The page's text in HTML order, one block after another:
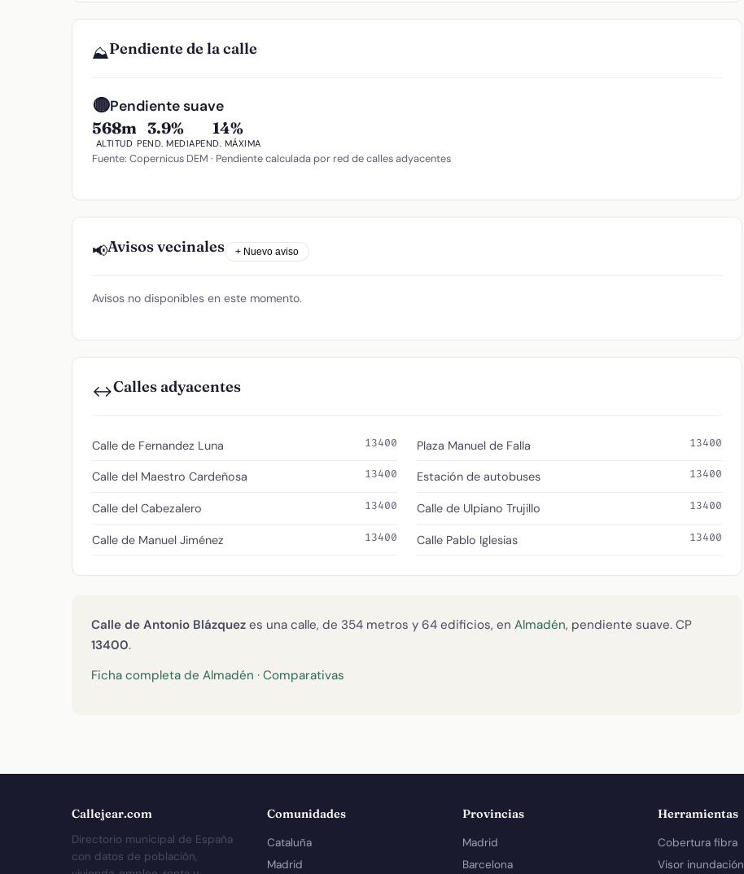
⛰️Pendiente de la calle
🟡Pendiente suave
568m
ALTITUD
3.9%
PEND. MEDIA
14%
PEND. MÁXIMA
Fuente: Copernicus DEM · Pendiente calculada por red de calles adyacentes
📢Avisos vecinales + Nuevo aviso
Avisos no disponibles en este momento.
↔️Calles adyacentes
Calle de Fernandez Luna 13400
Calle del Maestro Cardeñosa 13400
Calle del Cabezalero 13400
Calle de Manuel Jiménez 13400
Plaza Manuel de Falla 13400
Estación de autobuses 13400
Calle de Ulpiano Trujillo 13400
Calle Pablo Iglesias 13400
Calle de Antonio Blázquez es una calle, de 354 metros y 64 edificios, en Almadén, pendiente suave. CP
13400.
Ficha completa de Almadén · Comparativas
Callejear.com
Directorio municipal de España
con datos de población,
Comunidades
Cataluña
Madrid
Provincias
Madrid
Barcelona
Herramientas
Cobertura fibra
Visor inundación